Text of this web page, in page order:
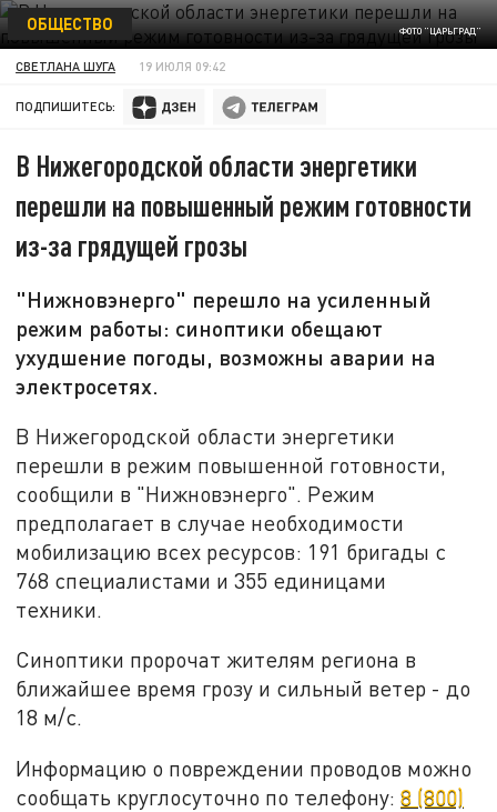
ФОТО "ЦАРЬГРАД"
ОБЩЕСТВО
СВЕТЛАНА ШУГА 19 ИЮЛЯ 09:42
ПОДПИШИТЕСЬ:
В Нижегородской области энергетики
перешли на повышенный режим готовности
из-за грядущей грозы
"Нижновэнерго" перешло на усиленный
режим работы: синоптики обещают
ухудшение погоды, возможны аварии на
электросетях.
В Нижегородской области энергетики
перешли в режим повышенной готовности,
сообщили в "Нижновэнерго". Режим
предполагает в случае необходимости
мобилизацию всех ресурсов: 191 бригады с
768 специалистами и 355 единицами
техники.
Синоптики пророчат жителям региона в
ближайшее время грозу и сильный ветер - до
18 м/c.
Информацию о повреждении проводов можно
сообщать круглосуточно по телефону:8 (800)